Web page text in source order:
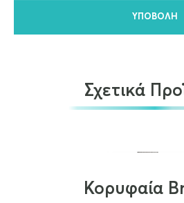
Σχετικά
Κορυφαία